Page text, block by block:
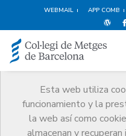
WEBMAIL APP COMB
Esta web utiliza
funcionamiento y la
la web así como
almacenan y
Cultura y
Servicios